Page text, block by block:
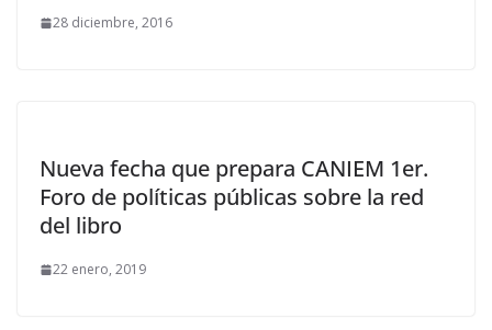
28 diciembre, 2016
Nueva fecha que prepara CANIEM 1er.
Foro de políticas públicas sobre la red
del libro
22 enero, 2019